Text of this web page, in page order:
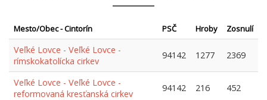
Mesto/Obec - Cintorín PSČ Hroby Zosnulí
Veľké Lovce - Veľké Lovce -
rímskokatolícka cirkev
94142 1277 2369
Veľké Lovce - Veľké Lovce -
reformovaná kresťanská cirkev
94142 216 452